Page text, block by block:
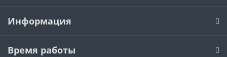
Информация
Время работы